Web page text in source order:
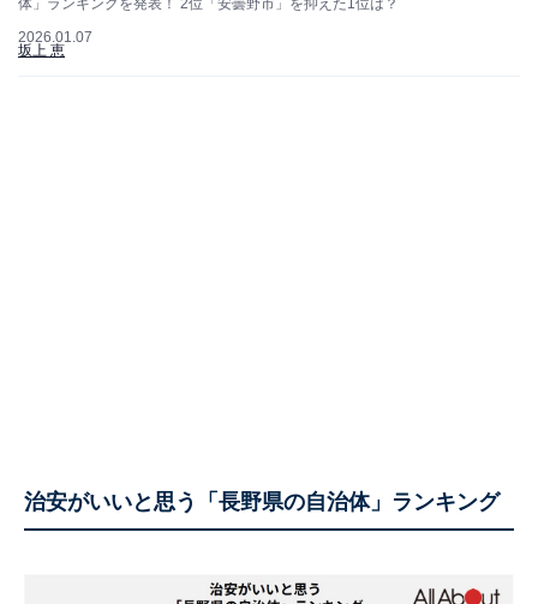
体」ランキングを発表！ 2位「安曇野市」を抑えた1位は？
2026.01.07
坂上 恵
治安がいいと思う「長野県の自治体」ランキング